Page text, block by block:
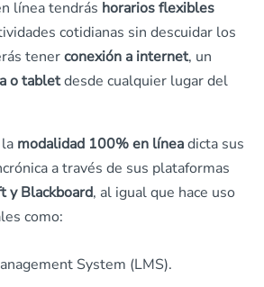
línea tendrás horarios flexibles
cotidianas sin descuidar los
tenerconexión a internet, un
o tabletdesde cualquier lugar del
modalidad 100% en líneadicta sus
a través de sus plataformas
y Blackboard, al igual que hace uso
como:
System (LMS).